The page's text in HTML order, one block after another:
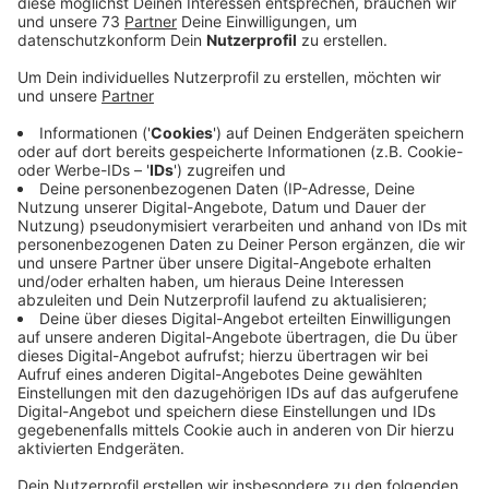
Anzeige
Anzeige
Sie ist die liebste Insel der Deutschen - und
gleichzeitig das 17. Bundesland:) : Mallorca! Vielleicht
wart ihr ja in den Herbstferien da. Wir lieben die
Balearen-Insel. Aus gutem Grund!
Anzeige